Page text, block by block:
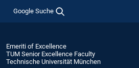
Google Suche
Emeriti of Excellence
TUM Senior Excellence Faculty
Technische Universität München